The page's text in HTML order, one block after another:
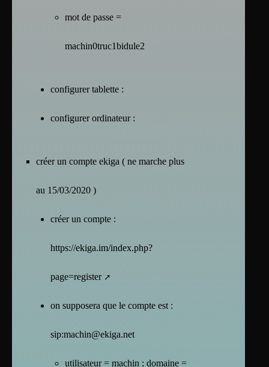
mot de passe =
machin0truc1bidule2
configurer tablette :
configurer ordinateur :
créer un compte ekiga ( ne marche plus
au 15/03/2020 )
créer un compte :
https://ekiga.im/index.php?
page=register
on supposera que le compte est :
sip:machin@ekiga.net
utilisateur = machin ; domaine =